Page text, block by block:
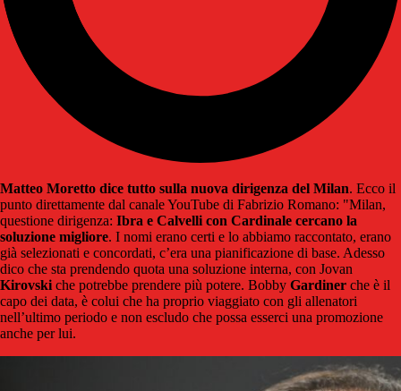
Matteo Moretto dice tutto sulla nuova dirigenza del Milan. Ecco il
punto direttamente dal canale YouTube di Fabrizio Romano: "Milan,
questione dirigenza: Ibra e Calvelli con Cardinale cercano la
soluzione migliore. I nomi erano certi e lo abbiamo raccontato, erano
già selezionati e concordati, c’era una pianificazione di base. Adesso
dico che sta prendendo quota una soluzione interna, con Jovan
Kirovski che potrebbe prendere più potere. Bobby Gardiner che è il
capo dei data, è colui che ha proprio viaggiato con gli allenatori
nell’ultimo periodo e non escludo che possa esserci una promozione
anche per lui.